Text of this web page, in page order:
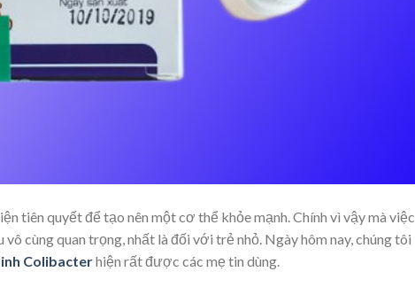
tiên quyết để tạo nên một cơ thể khỏe mạnh. Chính vì vậy mà việc
cùng quan trọng, nhất là đối với trẻ nhỏ. Ngày hôm nay, chúng tôi
Colibacterhiện rất được các mẹ tin dùng.